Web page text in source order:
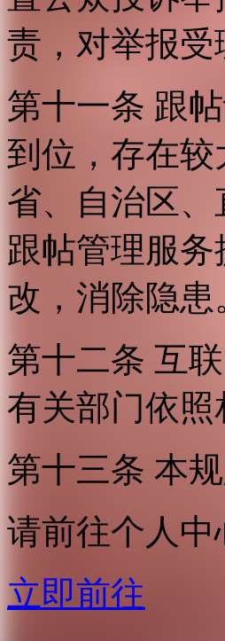
责，对举报
第十一条 跟
到位，存在
省、自治区
跟帖管理服
改，消除隐患
第十二条 互
有关部门依
第十三条 本
请前往个人
立即前往